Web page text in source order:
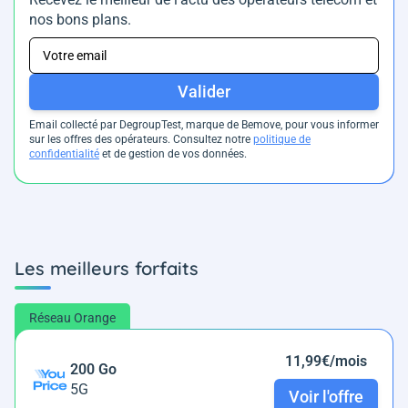
nos bons plans.
Valider
Email collecté par DegroupTest, marque de Bemove, pour vous informer
sur les offres des opérateurs. Consultez notre politique de
confidentialité et de gestion de vos données.
Les meilleurs forfaits
Réseau Orange
200 Go
5G
11,99€/mois
Voir l'offre